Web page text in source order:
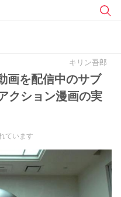
キリン吾郎
画を配信中のサブ
クション漫画の実
ています